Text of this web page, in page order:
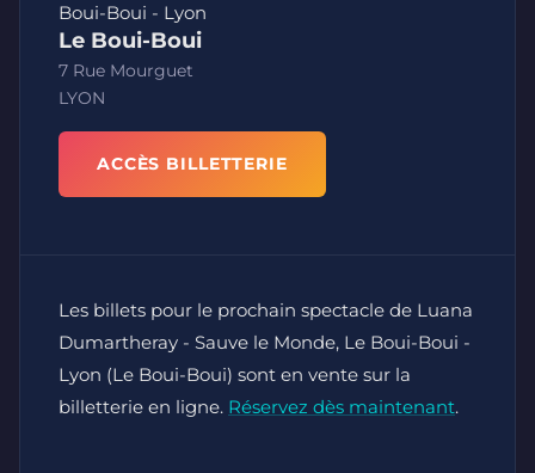
Boui-Boui - Lyon
Le Boui-Boui
7 Rue Mourguet
LYON
ACCÈS BILLETTERIE
Les billets pour le prochain spectacle de Luana
Dumartheray - Sauve le Monde, Le Boui-Boui -
Lyon (Le Boui-Boui) sont en vente sur la
billetterie en ligne. Réservez dès maintenant.